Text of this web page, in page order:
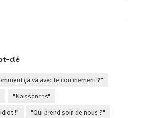
clé
ça va avec le confinement ?"
"Naissances"
!" "Qui prend soin de nous ?"